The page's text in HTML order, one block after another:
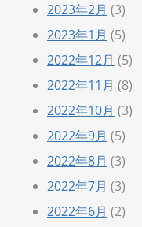
2023年2月 (3)
2023年1月 (5)
2022年12月 (5)
2022年11月 (8)
2022年10月 (3)
2022年9月 (5)
2022年8月 (3)
2022年7月 (3)
2022年6月 (2)